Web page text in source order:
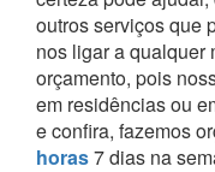
outros serviços que
nos ligar a qualquer
orçamento, pois
em residências ou
e confira, fazemos
horas7 dias na